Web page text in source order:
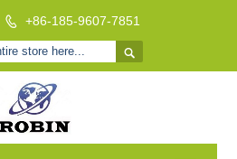
 +86-185-9607-7851
